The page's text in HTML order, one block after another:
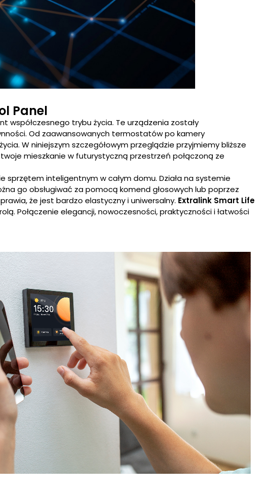
Panel
trybu życia. Te urządzenia zostały
Od zaawansowanych termostatów po kamery
W niniejszym szczegółowym przeglądzie przyjmiemy bliższe
mieszkanie w futurystyczną przestrzeń połączoną ze
inteligentnym w całym domu. Działa na systemie
go obsługiwać za pomocą komend głosowych lub poprzez
że jest bardzo elastyczny i uniwersalny. Extralink Smart Life
Połączenie elegancji, nowoczesności, praktyczności i łatwości